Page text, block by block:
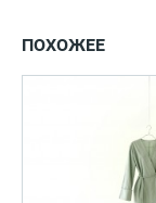
ПОХОЖЕЕ